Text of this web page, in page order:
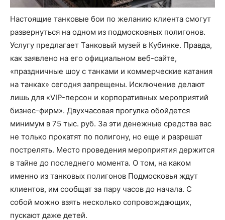
Настоящие танковые бои по желанию клиента смогут
развернуться на одном из подмосковных полигонов.
Услугу предлагает Танковый музей в Кубинке. Правда,
как заявлено на его официальном веб-сайте,
«праздничные шоу с танками и коммерческие катания
на танках» сегодня запрещены. Исключение делают
лишь для «VIP-персон и корпоративных мероприятий
бизнес-фирм». Двухчасовая прогулка обойдется
минимум в 75 тыс. руб. За эти денежные средства вас
не только прокатят по полигону, но еще и разрешат
пострелять. Место проведения мероприятия держится
в тайне до последнего момента. О том, на каком
именно из танковых полигонов Подмосковья ждут
клиентов, им сообщат за пару часов до начала. С
собой можно взять несколько сопровождающих,
пускают даже детей.